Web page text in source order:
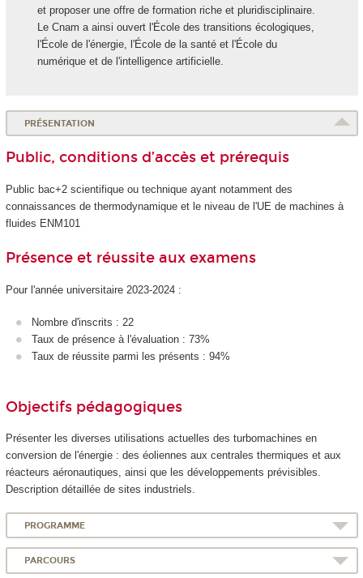
et proposer une offre de formation riche et pluridisciplinaire.
Le Cnam a ainsi ouvert l'École des transitions écologiques,
l'École de l'énergie, l'École de la santé et l'École du
numérique et de l'intelligence artificielle.
PRÉSENTATION
Public, conditions d’accès et prérequis
Public bac+2 scientifique ou technique ayant notamment des
connaissances de thermodynamique et le niveau de l'UE de machines à
fluides ENM101
Présence et réussite aux examens
Pour l'année universitaire 2023-2024 :
Nombre d'inscrits : 22
Taux de présence à l'évaluation : 73%
Taux de réussite parmi les présents : 94%
Objectifs pédagogiques
Présenter les diverses utilisations actuelles des turbomachines en
conversion de l'énergie : des éoliennes aux centrales thermiques et aux
réacteurs aéronautiques, ainsi que les développements prévisibles.
Description détaillée de sites industriels.
PROGRAMME
PARCOURS